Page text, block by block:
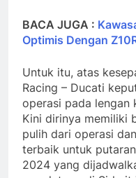
BACA JUGA :
Optimis Dengan
Untuk itu, atas
Racing – Ducati
operasi pada lengan
Kini dirinya memiliki
pulih dari operasi
terbaik untuk
2024 yang